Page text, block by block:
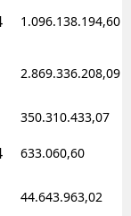
1.096.138.194,60
2.869.336.208,09
350.310.433,07
633.060,60
44.643.963,02